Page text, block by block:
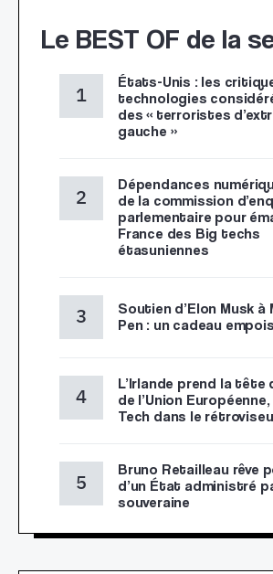
Le BEST OF de la
États-Unis : les
technologies
des « terroristes
gauche »
Dépendances
de la commission
parlementaire pour
France des Big techs
étasuniennes
Soutien d’Elon Musk à
Pen : un cadeau
L’Irlande prend la tête
de l’Union
Tech dans le
Bruno Retailleau rêve
d’un État administré
souveraine